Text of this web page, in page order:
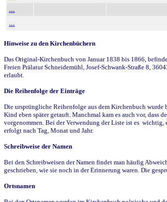
...
...
Hinweise zu den Kirchenbüchern
Das Original-Kirchenbuch von Januar 1838 bis 1866,
Freien Prälatur Schneidemühl, Josef-Schwank-Straße 8,
erlaubt.
Die Reihenfolge der Einträge
Die ursprüngliche Reihenfolge aus dem Kirchenbuch wurde
Kind eben später getauft. Manchmal kam es auch vor, dass
vorgenommen. Bei der Verwendung der Liste ist es wichtig,
erfolgt nach Tag, Monat und Jahr.
Schreibweise der Namen
Bei den Schreibweisen der Namen findet man häufig
geschrieben, wie sie noch in der Erinnerung waren. Die
Ortsnamen